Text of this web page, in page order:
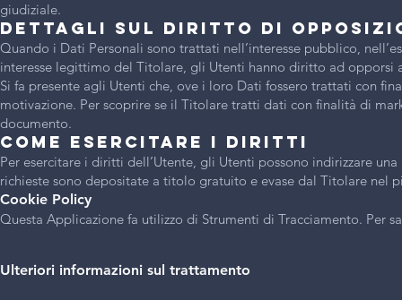
giudiziale.
Dettagli sul diritto di
Quando i Dati Personali sono trattati nell’interesse pubblico,
interesse legittimo del Titolare, gli Utenti hanno diritto ad
Si fa presente agli Utenti che, ove i loro Dati fossero trattati con
motivazione. Per scoprire se il Titolare tratti dati con finalità di
documento.
Come esercitare i diritti
Per esercitare i diritti dell’Utente, gli Utenti possono indirizzare
richieste sono depositate a titolo gratuito e evase dal Titolare nel
Cookie Policy
Questa Applicazione fa utilizzo di Strumenti di Tracciamento. Per
Ulteriori informazioni sul trattamento